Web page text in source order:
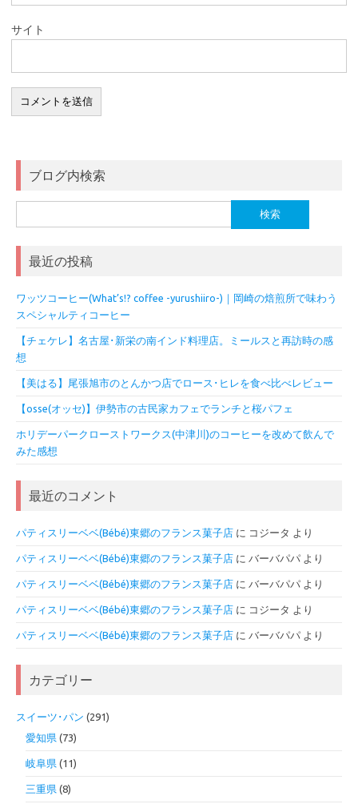
サイト
ブログ内検索
索:
最近の投稿
ワッツコーヒー(What’s!? coffee -yurushiiro-)｜岡崎の焙煎所で味わう
スペシャルティコーヒー
【チェケレ】名古屋･新栄の南インド料理店。ミールスと再訪時の感
想
【美はる】尾張旭市のとんかつ店でロース･ヒレを食べ比べレビュー
【osse(オッセ)】伊勢市の古民家カフェでランチと桜パフェ
ホリデーパークローストワークス(中津川)のコーヒーを改めて飲んで
みた感想
最近のコメント
パティスリーベベ(Bébé)東郷のフランス菓子店 に コジータ より
パティスリーベベ(Bébé)東郷のフランス菓子店 に バーバパパ より
パティスリーベベ(Bébé)東郷のフランス菓子店 に バーバパパ より
パティスリーベベ(Bébé)東郷のフランス菓子店 に コジータ より
パティスリーベベ(Bébé)東郷のフランス菓子店 に バーバパパ より
カテゴリー
スイーツ･パン (291)
愛知県 (73)
岐阜県 (11)
三重県 (8)